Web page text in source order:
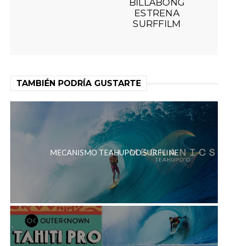
BILLABONG
ESTRENA
SURFFILM
TAMBIÉN PODRÍA GUSTARTE
MECANISMO TEAHUPOO SURFLINE